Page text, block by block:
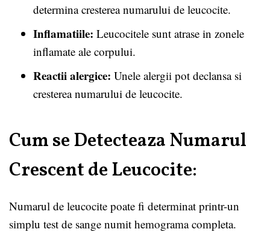
determina cresterea numarului de leucocite.
Inflamatiile: Leucocitele sunt atrase in zonele
inflamate ale corpului.
Reactii alergice: Unele alergii pot declansa si
cresterea numarului de leucocite.
Cum se Detecteaza Numarul
Crescent de Leucocite:
Numarul de leucocite poate fi determinat printr-un
simplu test de sange numit hemograma completa.